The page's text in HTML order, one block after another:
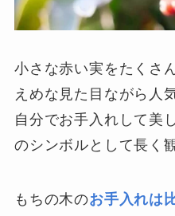
小さな赤い実をたくさ
えめな見た目ながら人
自分でお手入れして美
のシンボルとして長く
もちの木のお手入れは